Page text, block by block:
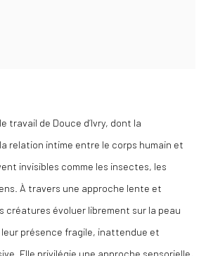
travail de Douce d’Ivry, dont la
relation intime entre le corps humain et
invisibles comme les insectes, les
À travers une approche lente et
créatures évoluer librement sur la peau
présence fragile, inattendue et
Elle privilégie une approche sensorielle,